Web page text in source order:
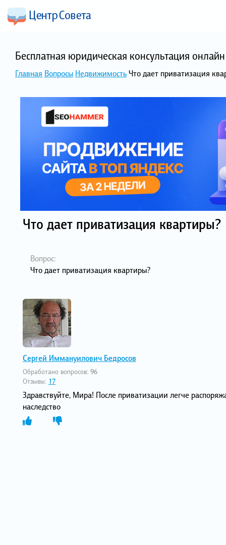
Бесплатная юридическая консультация
Главная Вопросы НедвижимостьЧто дает приватизация
Что дает приватизация квартиры?
Вопрос:
Что дает приватизация квартиры?
Сергей Иммануилович Бедросов
Обработано вопросов: 96
Отзывы: 17
Здравствуйте, Мира! После приватизации легче
наследство